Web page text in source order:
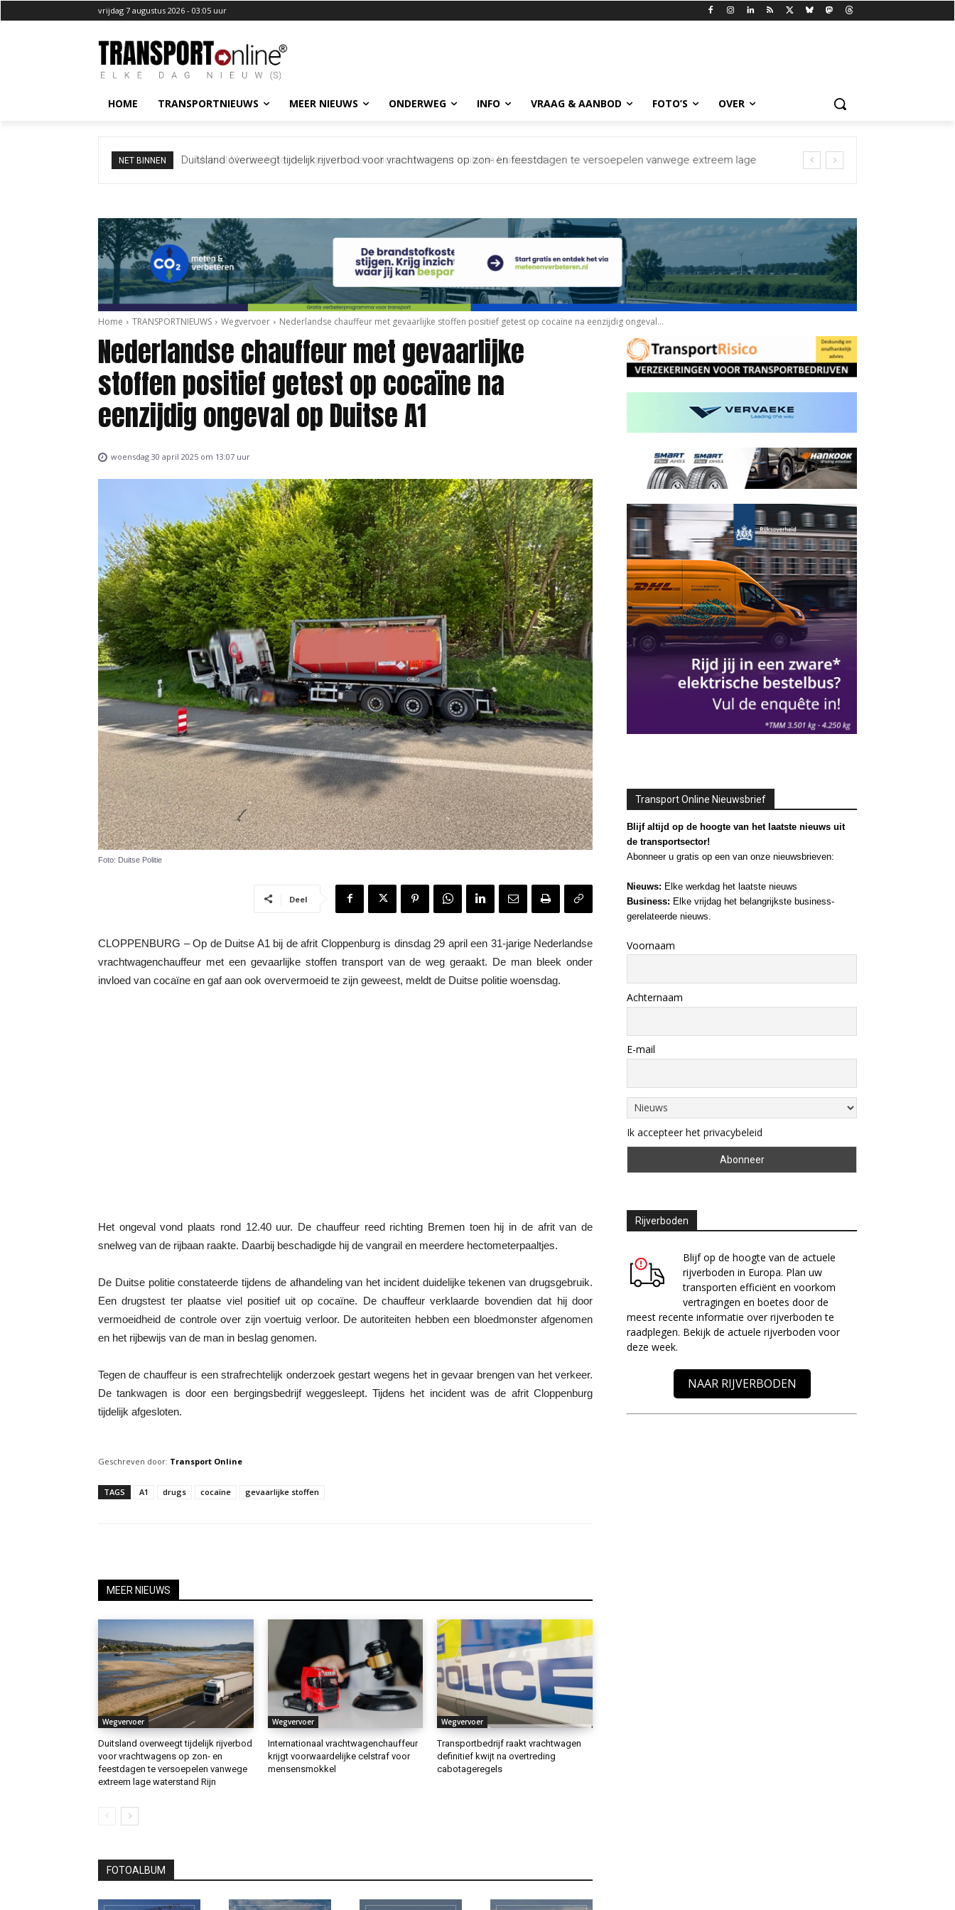
vrijdag 7 augustus 2026 - 03:05 uur
HOME TRANSPORTNIEUWS MEER NIEUWS ONDERWEG INFO VRAAG & AANBOD FOTO’S OVER
NET BINNEN Mobiel Medisch Team ingezet na ernstig incident met trailer in Europoort
Home TRANSPORTNIEUWS Wegvervoer Nederlandse chauffeur met gevaarlijke stoffen positief getest op cocaïne na eenzijdig ongeval...
Nederlandse chauffeur met gevaarlijke
stoffen positief getest op cocaïne na
eenzijdig ongeval op Duitse A1
woensdag 30 april 2025 om 13:07 uur
Foto: Duitse Politie
Deel
CLOPPENBURG – Op de Duitse A1 bij de afrit Cloppenburg is dinsdag 29 april een 31-jarige Nederlandse
vrachtwagenchauffeur met een gevaarlijke stoffen transport van de weg geraakt. De man bleek onder
invloed van cocaïne en gaf aan ook oververmoeid te zijn geweest, meldt de Duitse politie woensdag.
Het ongeval vond plaats rond 12.40 uur. De chauffeur reed richting Bremen toen hij in de afrit van de
snelweg van de rijbaan raakte. Daarbij beschadigde hij de vangrail en meerdere hectometerpaaltjes.
De Duitse politie constateerde tijdens de afhandeling van het incident duidelijke tekenen van drugsgebruik.
Een drugstest ter plaatse viel positief uit op cocaïne. De chauffeur verklaarde bovendien dat hij door
vermoeidheid de controle over zijn voertuig verloor. De autoriteiten hebben een bloedmonster afgenomen
en het rijbewijs van de man in beslag genomen.
Tegen de chauffeur is een strafrechtelijk onderzoek gestart wegens het in gevaar brengen van het verkeer.
De tankwagen is door een bergingsbedrijf weggesleept. Tijdens het incident was de afrit Cloppenburg
tijdelijk afgesloten.
Geschreven door: Transport Online
TAGS A1 drugs cocaïne gevaarlijke stoffen
MEER NIEUWS
Wegvervoer
Duitsland overweegt tijdelijk rijverbod
voor vrachtwagens op zon- en
feestdagen te versoepelen vanwege
extreem lage waterstand Rijn
Wegvervoer
Internationaal vrachtwagenchauffeur
krijgt voorwaardelijke celstraf voor
mensensmokkel
Wegvervoer
Transportbedrijf raakt vrachtwagen
definitief kwijt na overtreding
cabotageregels
FOTOALBUM
Transport Online Nieuwsbrief
Blijf altijd op de hoogte van het laatste nieuws uit
de transportsector!
Abonneer u gratis op een van onze nieuwsbrieven:
Nieuws: Elke werkdag het laatste nieuws
Business: Elke vrijdag het belangrijkste business-
gerelateerde nieuws.
Voornaam
Achternaam
E-mail
Ik accepteer het privacybeleid
Rijverboden
Blijf op de hoogte van de actuele
rijverboden in Europa. Plan uw
transporten efficiënt en voorkom
vertragingen en boetes door de
meest recente informatie over rijverboden te
raadplegen. Bekijk de actuele rijverboden voor
deze week.
NAAR RIJVERBODEN